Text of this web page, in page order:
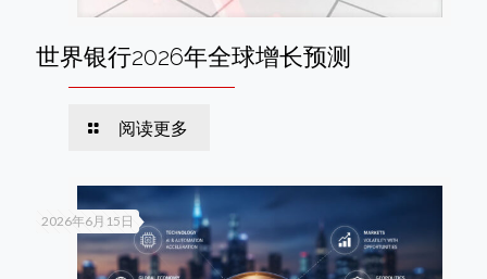
世界银行2026年全球增长预测
阅读更多
2026年6月15日